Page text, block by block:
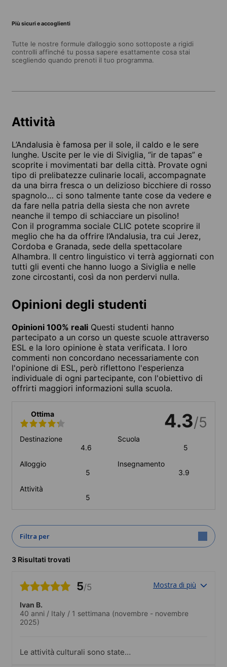
Più sicuri e accoglienti
Tutte le nostre formule d’alloggio sono sottoposte a rigidi
controlli affinché tu possa sapere esattamente cosa stai
scegliendo quando prenoti il tuo programma.
Attività
L’Andalusia è famosa per il sole, il caldo e le sere
lunghe. Uscite per le vie di Siviglia, “ir de tapas” e
scoprite i movimentati bar della città. Provate ogni
tipo di prelibatezze culinarie locali, accompagnate
da una birra fresca o un delizioso bicchiere di rosso
spagnolo… ci sono talmente tante cose da vedere e
da fare nella patria della siesta che non avrete
neanche il tempo di schiacciare un pisolino!
Con il programma sociale CLIC potete scoprire il
meglio che ha da offrire l’Andalusia, tra cui Jerez,
Cordoba e Granada, sede della spettacolare
Alhambra. Il centro linguistico vi terrà aggiornati con
tutti gli eventi che hanno luogo a Siviglia e nelle
zone circostanti, così da non perdervi nulla.
Opinioni degli studenti
Opinioni 100% reali Questi studenti hanno
partecipato a un corso un queste scuole attraverso
ESL e la loro opinione è stata verificata. I loro
commenti non concordano necessariamente con
l'opinione di ESL, però riflettono l'esperienza
individuale di ogni partecipante, con l'obiettivo di
offrirti maggiori informazioni sulla scuola.
Ottima 4.3/5
Destinazione
4.6
Scuola
5
Alloggio
5
Insegnamento
3.9
Attività
5
Filtra per
3 Risultati trovati
5/5 Mostra di più
Ivan B.
40 anni / Italy / 1 settimana (novembre - novembre
2025)
Le attività culturali sono state